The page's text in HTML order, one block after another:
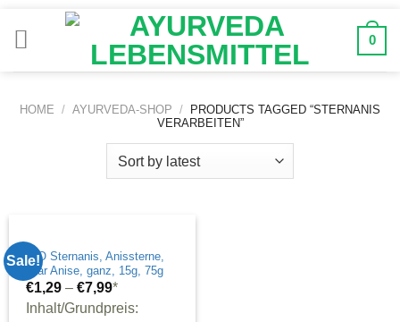
Inhalt
0
HOME / AYURVEDA-SHOP /
PRODUCTS TAGGED “STERNANIS
VERARBEITEN”
Sale!BIO Sternanis, Anissterne,
Star Anise, ganz, 15g, 75g
€1,29 –€7,99*
Inhalt/Grundpreis: